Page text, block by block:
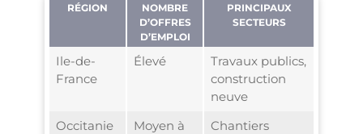
RÉGION
NOMBRE
D’OFFRES
D’EMPLOI
PRINCIPAUX
SECTEURS
Ile-de-
France
Élevé
Travaux publics,
construction
neuve
Occitanie
Moyen à
Chantiers